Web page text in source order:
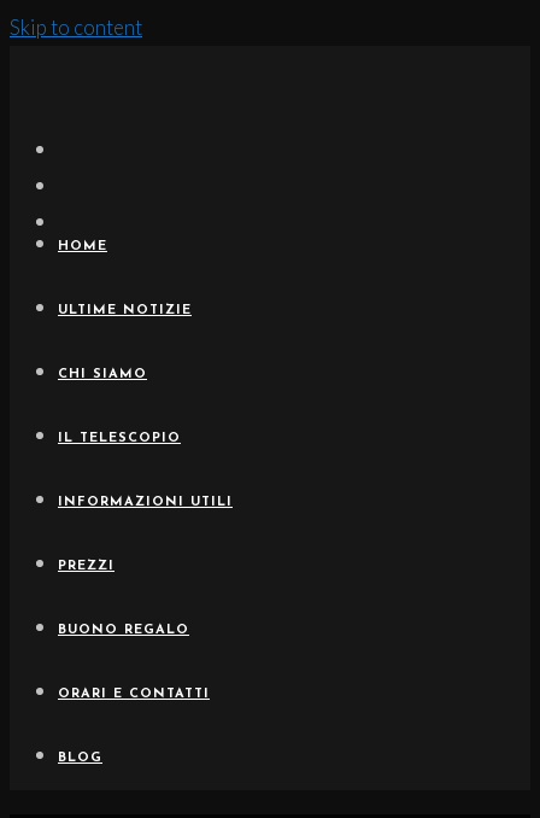
Skip to content
HOME
ULTIME NOTIZIE
CHI SIAMO
IL TELESCOPIO
INFORMAZIONI UTILI
PREZZI
BUONO REGALO
ORARI E CONTATTI
BLOG